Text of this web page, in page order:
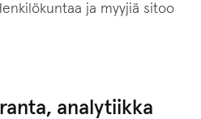
ja myyjiä sitoo
analytiikka